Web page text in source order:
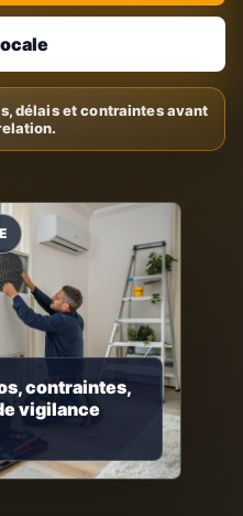
contraintes,
vigilance